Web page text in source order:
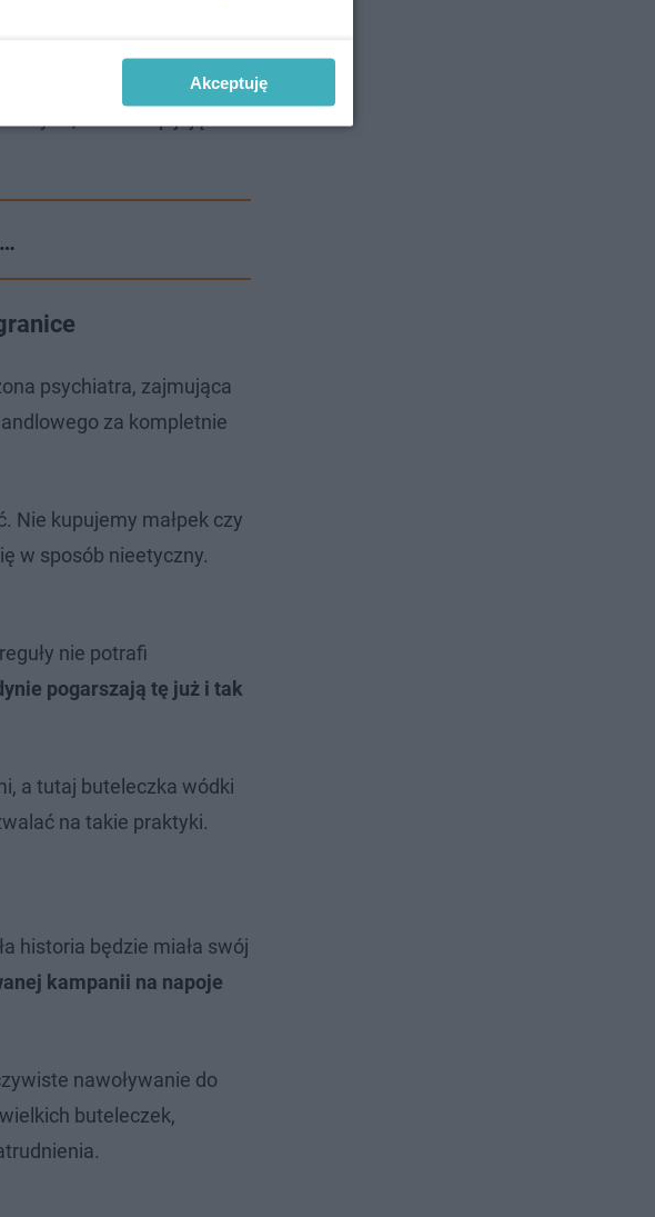
alkoholu po 22:00, a
które rozpijają nam
psychiatra, zajmująca
za kompletnie
Nie kupujemy małpek czy
w sposób nieetyczny.
nie potrafi
pogarszają tę już i tak
a tutaj buteleczka wódki
na takie praktyki.
historia będzie miała swój
kampanii na napoje
nawoływanie do
buteleczek,
Akceptuję